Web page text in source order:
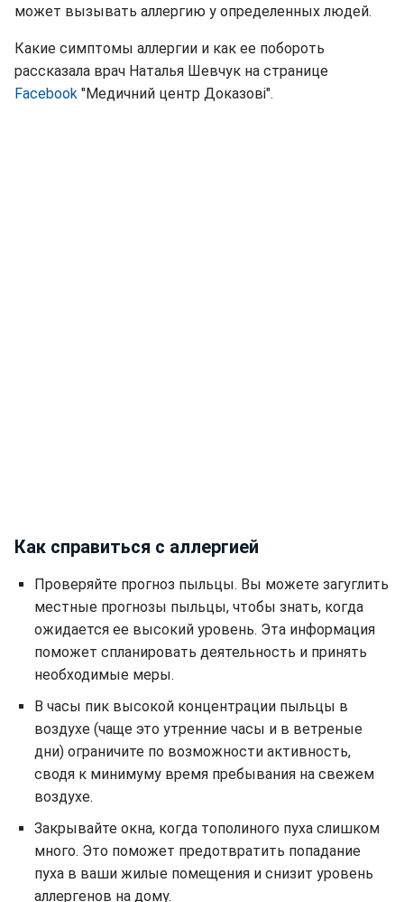
может вызывать аллергию у определенных людей.
Какие симптомы аллергии и как ее побороть
рассказала врач Наталья Шевчук на странице
Facebook "Медичний центр Доказові".
Как справиться с аллергией
Проверяйте прогноз пыльцы. Вы можете загуглить
местные прогнозы пыльцы, чтобы знать, когда
ожидается ее высокий уровень. Эта информация
поможет спланировать деятельность и принять
необходимые меры.
В часы пик высокой концентрации пыльцы в
воздухе (чаще это утренние часы и в ветреные
дни) ограничите по возможности активность,
сводя к минимуму время пребывания на свежем
воздухе.
Закрывайте окна, когда тополиного пуха слишком
много. Это поможет предотвратить попадание
пуха в ваши жилые помещения и снизит уровень
аллергенов на дому.